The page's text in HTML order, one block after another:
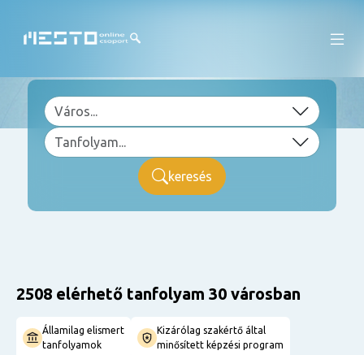
keresés
2508 elérhető tanfolyam 30 városban
Államilag elismert
tanfolyamok
Kizárólag szakértő által
minősített képzési program